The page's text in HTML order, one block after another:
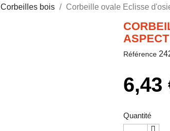
Corbeilles bois Corbeille ovale Eclisse
Référence
6,43
Quantité